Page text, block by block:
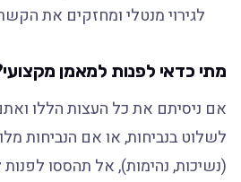
לגירוי מנטלי ומחזקים את הקשר
מתי כדאי לפנות למאמן
אם ניסיתם את כל העצות הללו
לשלוט בנביחות, או אם הנביחות
(נשיכות, נהימות), אל תהססו